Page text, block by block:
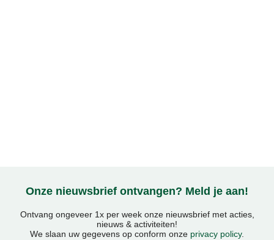
Onze nieuwsbrief ontvangen? Meld je aan!
Ontvang ongeveer 1x per week onze nieuwsbrief met acties,
nieuws & activiteiten!
We slaan uw gegevens op conform onze privacy policy.